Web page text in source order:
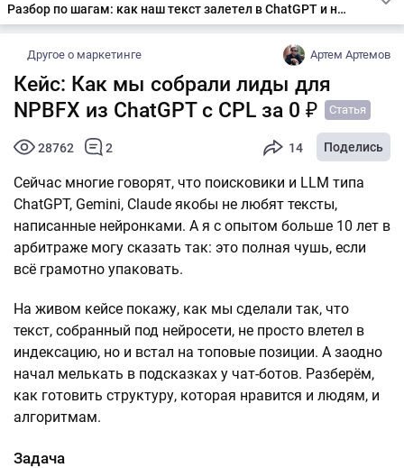
Разбор по шагам: как наш текст залетел в ChatGPT и начал приводить лидов в NPBFX
Другое о маркетинге Артем Артемов
Кейс: Как мы собрали лиды для
NPBFX из ChatGPT с CPL за 0 ₽
Статья
28762 2 14 Поделись
Сейчас многие говорят, что поисковики и LLM типа
ChatGPT, Gemini, Claude якобы не любят тексты,
написанные нейронками. А я с опытом больше 10 лет в
арбитраже могу сказать так: это полная чушь, если
всё грамотно упаковать.
На живом кейсе покажу, как мы сделали так, что
текст, собранный под нейросети, не просто влетел в
индексацию, но и встал на топовые позиции. А заодно
начал мелькать в подсказках у чат-ботов. Разберём,
как готовить структуру, которая нравится и людям, и
алгоритмам.
Задача